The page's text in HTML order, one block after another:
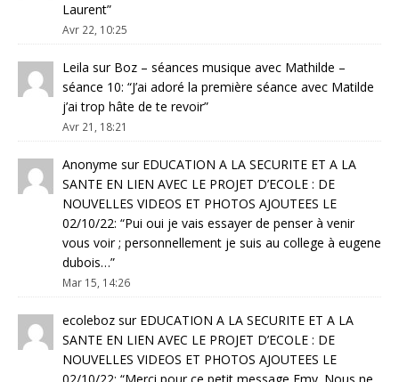
Laurent”
Avr 22, 10:25
Leila sur Boz – séances musique avec Mathilde –
séance 10: “J’ai adoré la première séance avec Matilde
j’ai trop hâte de te revoir”
Avr 21, 18:21
Anonyme sur EDUCATION A LA SECURITE ET A LA
SANTE EN LIEN AVEC LE PROJET D’ECOLE : DE
NOUVELLES VIDEOS ET PHOTOS AJOUTEES LE
02/10/22: “Pui oui je vais essayer de penser à venir
vous voir ; personnellement je suis au college à eugene
dubois…”
Mar 15, 14:26
ecoleboz sur EDUCATION A LA SECURITE ET A LA
SANTE EN LIEN AVEC LE PROJET D’ECOLE : DE
NOUVELLES VIDEOS ET PHOTOS AJOUTEES LE
02/10/22: “Merci pour ce petit message Emy. Nous ne